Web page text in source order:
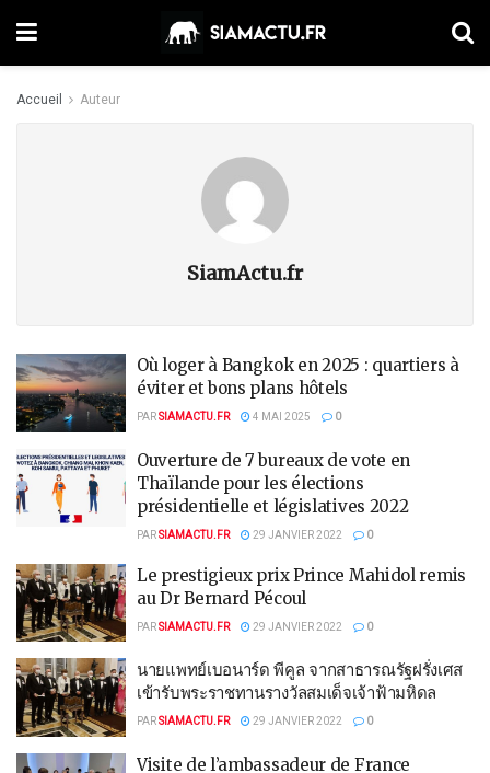
Accueil Auteur
SiamActu.fr
Où loger à Bangkok en 2025 : quartiers à
éviter et bons plans hôtels
PARSIAMACTU.FR 4 MAI 2025 0
Ouverture de 7 bureaux de vote en
Thaïlande pour les élections
présidentielle et législatives 2022
PARSIAMACTU.FR 29 JANVIER 2022 0
Le prestigieux prix Prince Mahidol remis
au Dr Bernard Pécoul
PARSIAMACTU.FR 29 JANVIER 2022 0
นายแพทย์เบอนาร์ด พีคูล จากสาธารณรัฐฝรั่งเศส
เข้ารับพระราชทานรางวัลสมเด็จเจ้าฟ้ามหิดล
PARSIAMACTU.FR 29 JANVIER 2022 0
Visite de l’ambassadeur de France